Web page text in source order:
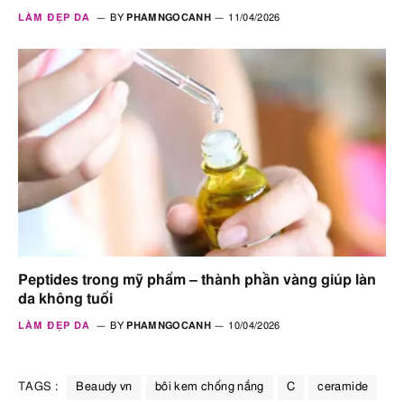
LÀM ĐẸP DA BY PHAMNGOCANH 11/04/2026
Peptides trong mỹ phẩm – thành phần vàng giúp làn
da không tuổi
LÀM ĐẸP DA BY PHAMNGOCANH 10/04/2026
TAGS : Beaudy vn bôi kem chống nắng C ceramide